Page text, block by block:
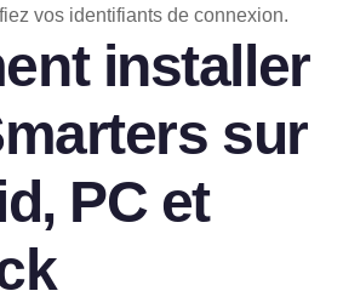
vos identifiants de connexion.
installer
sur
PC et